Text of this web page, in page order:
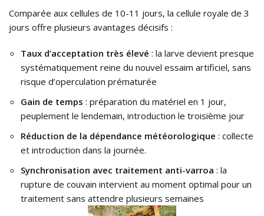
Comparée aux cellules de 10-11 jours, la cellule royale de 3
jours offre plusieurs avantages décisifs :
Taux d’acceptation très élevé : la larve devient presque
systématiquement reine du nouvel essaim artificiel, sans
risque d’operculation prématurée
Gain de temps : préparation du matériel en 1 jour,
peuplement le lendemain, introduction le troisième jour
Réduction de la dépendance météorologique : collecte
et introduction dans la journée.
Synchronisation avec traitement anti-varroa : la
rupture de couvain intervient au moment optimal pour un
traitement sans attendre plusieurs semaines